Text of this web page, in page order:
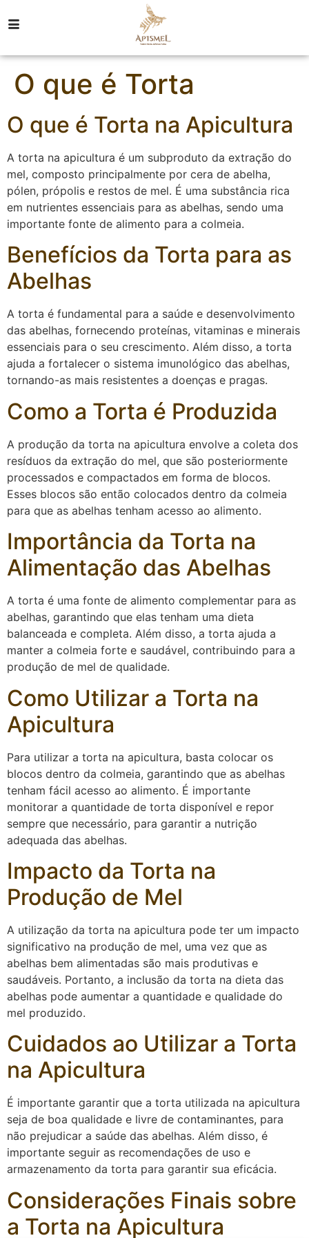
O que é Torta
O que é Torta na Apicultura
A torta na apicultura é um subproduto da extração do
mel, composto principalmente por cera de abelha,
pólen, própolis e restos de mel. É uma substância rica
em nutrientes essenciais para as abelhas, sendo uma
importante fonte de alimento para a colmeia.
Benefícios da Torta para as
Abelhas
A torta é fundamental para a saúde e desenvolvimento
das abelhas, fornecendo proteínas, vitaminas e minerais
essenciais para o seu crescimento. Além disso, a torta
ajuda a fortalecer o sistema imunológico das abelhas,
tornando-as mais resistentes a doenças e pragas.
Como a Torta é Produzida
A produção da torta na apicultura envolve a coleta dos
resíduos da extração do mel, que são posteriormente
processados e compactados em forma de blocos.
Esses blocos são então colocados dentro da colmeia
para que as abelhas tenham acesso ao alimento.
Importância da Torta na
Alimentação das Abelhas
A torta é uma fonte de alimento complementar para as
abelhas, garantindo que elas tenham uma dieta
balanceada e completa. Além disso, a torta ajuda a
manter a colmeia forte e saudável, contribuindo para a
produção de mel de qualidade.
Como Utilizar a Torta na
Apicultura
Para utilizar a torta na apicultura, basta colocar os
blocos dentro da colmeia, garantindo que as abelhas
tenham fácil acesso ao alimento. É importante
monitorar a quantidade de torta disponível e repor
sempre que necessário, para garantir a nutrição
adequada das abelhas.
Impacto da Torta na
Produção de Mel
A utilização da torta na apicultura pode ter um impacto
significativo na produção de mel, uma vez que as
abelhas bem alimentadas são mais produtivas e
saudáveis. Portanto, a inclusão da torta na dieta das
abelhas pode aumentar a quantidade e qualidade do
mel produzido.
Cuidados ao Utilizar a Torta
na Apicultura
É importante garantir que a torta utilizada na apicultura
seja de boa qualidade e livre de contaminantes, para
não prejudicar a saúde das abelhas. Além disso, é
importante seguir as recomendações de uso e
armazenamento da torta para garantir sua eficácia.
Considerações Finais sobre
a Torta na Apicultura